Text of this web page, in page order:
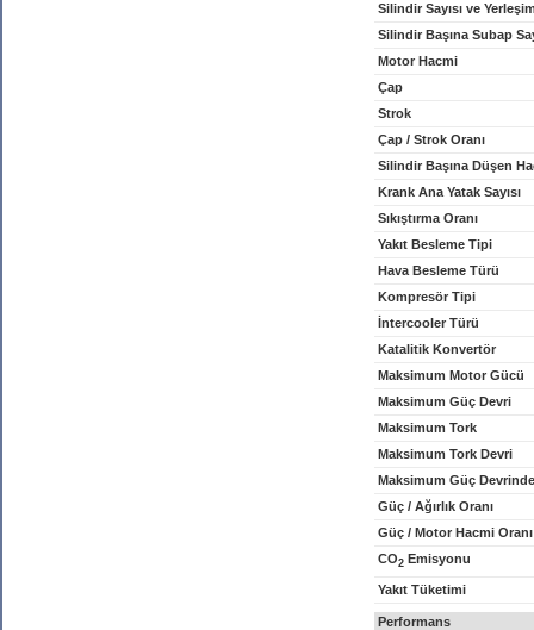
Silindir Sayısı ve
Silindir Başına Subap
Motor Hacmi
Çap
Strok
Çap / Strok Oranı
Silindir Başına Düşen
Krank Ana Yatak Sayısı
Sıkıştırma Oranı
Yakıt Besleme Tipi
Hava Besleme Türü
Kompresör Tipi
İntercooler Türü
Katalitik Konvertör
Maksimum Motor Gücü
Maksimum Güç Devri
Maksimum Tork
Maksimum Tork Devri
Maksimum Güç
Güç / Ağırlık Oranı
Güç / Motor Hacmi Oranı
CO2 Emisyonu
Yakıt Tüketimi
Performans